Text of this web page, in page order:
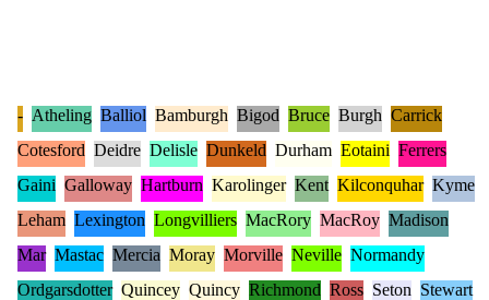
- Atheling Balliol Bamburgh Bigod Bruce Burgh Carrick
Cotesford Deidre Delisle Dunkeld Durham Eotaini Ferrers
Gaini Galloway Hartburn Karolinger Kent Kilconquhar Kyme
Leham Lexington Longvilliers MacRory MacRoy Madison
Mar Mastac Mercia Moray Morville Neville Normandy
Ordgarsdotter Quincey Quincy Richmond Ross Seton Stewart